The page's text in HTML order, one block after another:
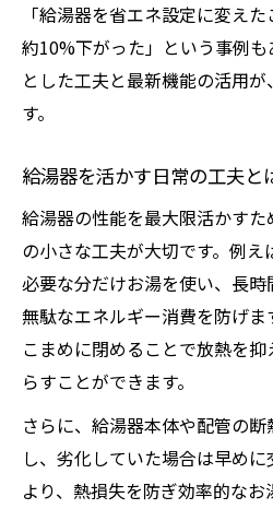
「給湯器を省エネ設定に変え
約10%下がった」という事例
とした工夫と最新機能の活用
す。
給湯器を活かす日常の工夫と
給湯器の性能を最大限活かす
の小さな工夫が大切です。例
必要な分だけお湯を使い、長
無駄なエネルギー消費を防げま
こまめに閉めることで放熱を
らすことができます。
さらに、給湯器本体や配管の
し、劣化していた場合は早め
より、熱損失を防ぎ効率的な